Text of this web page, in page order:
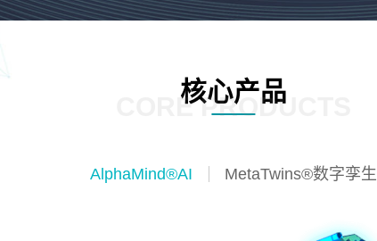
核心产品
CORE PRODUCTS
AlphaMind®AI MetaTwins®数字孪生